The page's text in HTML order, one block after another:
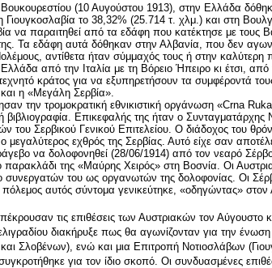
(10 Αυγούστου 1913), στην Ελλάδα
Γιουγκοσλαβία το 38,32% (25.714 τ. χλμ.) και στη
να παραιτηθεί από τα εδάφη που κατέκτησε με τους
Τα εδάφη αυτά δόθηκαν στην Αλβανία, που δεν
αντίθετα ήταν σύμμαχός τους ή στην
από την Ιταλία με τη Βόρειο Ήπειρο κι έτσι, από
κράτος για να εξυπηρετήσουν τα συμφέροντά
η «Μεγάλη Σερβία».
την τρομοκρατική εθνικιστική οργάνωση «Crna Ruka
βιβλιογραφία. Επικεφαλής της ήταν ο Συνταγματάρχης
του Σερβικού Γενικού Επιτελείου. Ο διάδοχος του
μεγαλύτερος εχθρός της Σερβίας. Αυτό είχε σαν
να δολοφονηθεί (28/06/1914) από τον νεαρό
παρακλάδι της «Μαύρης Χειρός» στη Βοσνία. Οι
συνεργατών του ως οργανωτών της δολοφονίας. Οι
πόλεμος αυτός σύντομα γενικεύτηκε, «οδηγώντας»
τις επιθέσεις των Αυστριακών τον Αύγουστο
διακήρυξε πως θα αγωνίζονταν για την
Σλοβένων), ενώ και μια Επιτροπή Νοτιοσλάβων
για τον ίδιο σκοπό. Οι συνδυασμένες